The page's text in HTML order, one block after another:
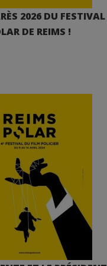
2026 DU FESTIVAL
DE REIMS !